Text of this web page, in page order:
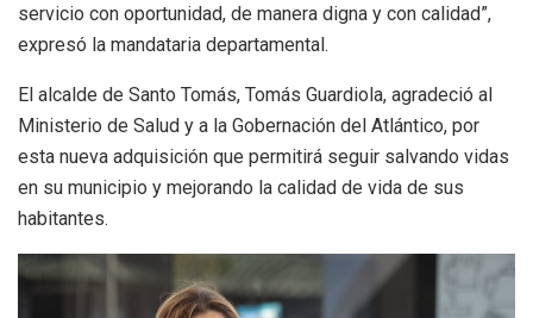
servicio con oportunidad, de manera digna y con calidad”,
expresó la mandataria departamental.
El alcalde de Santo Tomás, Tomás Guardiola, agradeció al
Ministerio de Salud y a la Gobernación del Atlántico, por
esta nueva adquisición que permitirá seguir salvando vidas
en su municipio y mejorando la calidad de vida de sus
habitantes.